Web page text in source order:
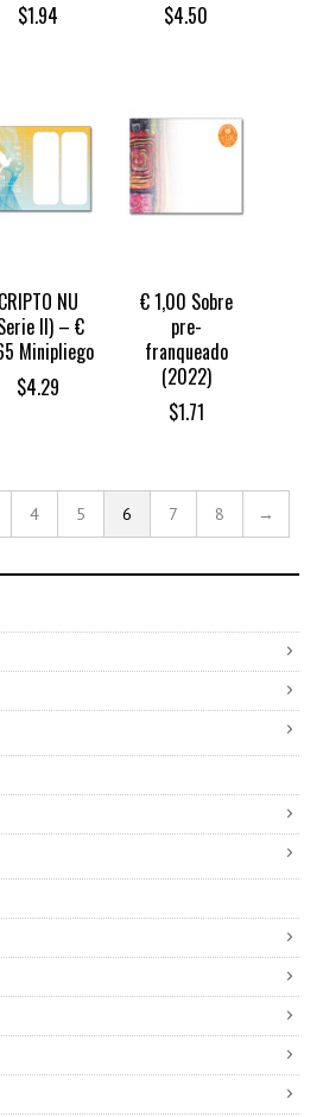
$1.94
$4.50
CRIPTO NU
II) – €
Minipliego
$4.29
€ 1,00 Sobre
pre-
franqueado
(2022)
$1.71
4 5 6 7 8 →